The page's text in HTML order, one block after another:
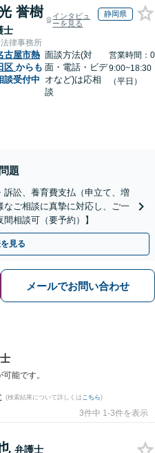
誉樹
士
インタビュ
ーを見る
静岡県
律事務所
古屋市熱
区 からも
談受付中
面談方法(対
面・電話・ビデ
オなど)は応相
談
営業時間：0
9:00~18:30
（平日）
題
訴訟、養育費支払（申立て、増
ご相談に真摯に対応し、ご一
相談可（要予約）】
見る
メールでお問い合わせ
能です。
(検索結果について詳しくは こちら)
3件中 1-3件を表示
弁護士